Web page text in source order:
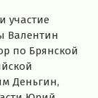
участие
Валентин
по Брянской
Деньгин,